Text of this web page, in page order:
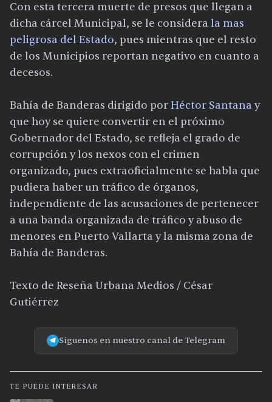
Con esta tercera muerte de presos que llegan a
dicha cárcel Municipal, se le considera la mas
peligrosa del Estado, pues mientras que el resto
de los Municipios reportan negativo en cuanto a
decesos.
Bahía de Banderas dirigido porHéctor Santana y
que hoy se quiere convertir en el próximo
Gobernador del Estado, se refleja el grado de
corrupción y los nexos con el crimen
organizado, pues extraoficialmente se habla que
pudiera haber un tráfico de órganos,
independiente de las acusaciones de pertenecer
a una banda organizada de tráfico y abuso de
menores en Puerto Vallarta y la misma zona de
Bahía de Banderas.
Texto de Reseña Urbana Medios / César
Gutiérrez
Síguenos en nuestro canal de Telegram
TE PUEDE INTERESAR